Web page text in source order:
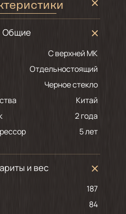
Общие
С верхней МК
Отдельностоящий
черное стекло
Китай
2 года
5 лет
и вес
187
84